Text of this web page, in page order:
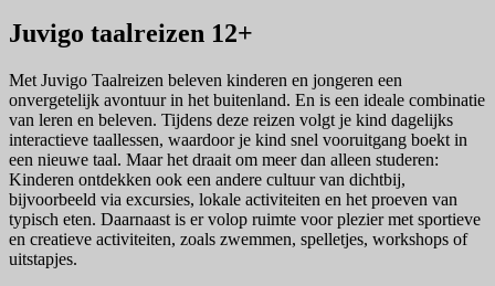
Juvigo taalreizen 12+
Met Juvigo Taalreizen beleven kinderen en jongeren een
onvergetelijk avontuur in het buitenland. En is een ideale combinatie
van leren en beleven. Tijdens deze reizen volgt je kind dagelijks
interactieve taallessen, waardoor je kind snel vooruitgang boekt in
een nieuwe taal. Maar het draait om meer dan alleen studeren:
Kinderen ontdekken ook een andere cultuur van dichtbij,
bijvoorbeeld via excursies, lokale activiteiten en het proeven van
typisch eten. Daarnaast is er volop ruimte voor plezier met sportieve
en creatieve activiteiten, zoals zwemmen, spelletjes, workshops of
uitstapjes.